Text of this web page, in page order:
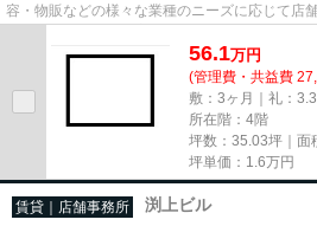
容・物販などの様々な業種のニーズに応じて店
尚、弊社ではおとり広告は一切...
56.1万円
(管理費・共益費
敷：3ヶ月｜礼：
所在階：4階
坪数：35.03坪｜面
坪単価： 1.6万円
賃貸｜店舗事務所 渕上ビル